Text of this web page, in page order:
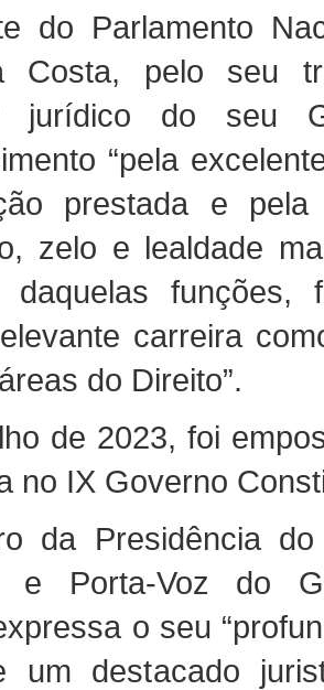
do Parlamento
Costa, pelo seu
jurídico do seu
“pela
prestada e pela
zelo e lealdade
daquelas funções,
carreira
do Direito”.
de 2023, foi
no IX Governo
da Presidência
e Porta-Voz do
o seu
um destacado